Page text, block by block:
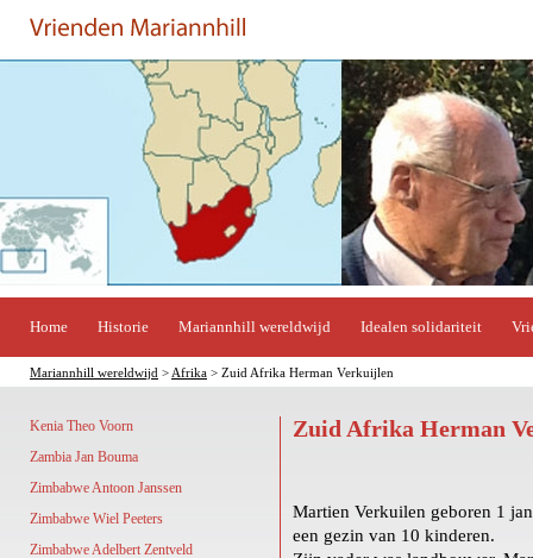
Home Historie Mariannhill wereldwijd Idealen solidariteit
Mariannhill wereldwijd > Afrika > Zuid Afrika Herman Verkuijlen
Kenia Theo Voorn
Zambia Jan Bouma
Zimbabwe Antoon Janssen
Zimbabwe Wiel Peeters
Zimbabwe Adelbert Zentveld
Zuid Afrika Herman
Martien Verkuilen geboren 1
een gezin van 10 kinderen.